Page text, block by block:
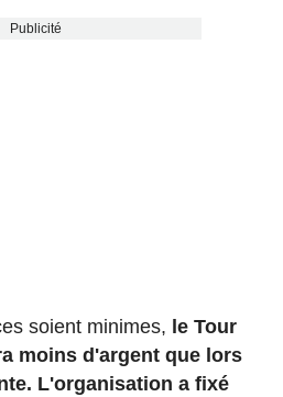
Publicité
soient minimes, le Tour
moins d'argent que lors
L'organisation a fixé